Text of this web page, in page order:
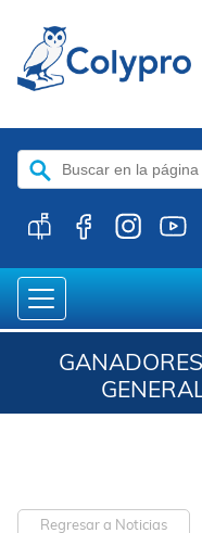
Buscar:
Regresar a Noticias